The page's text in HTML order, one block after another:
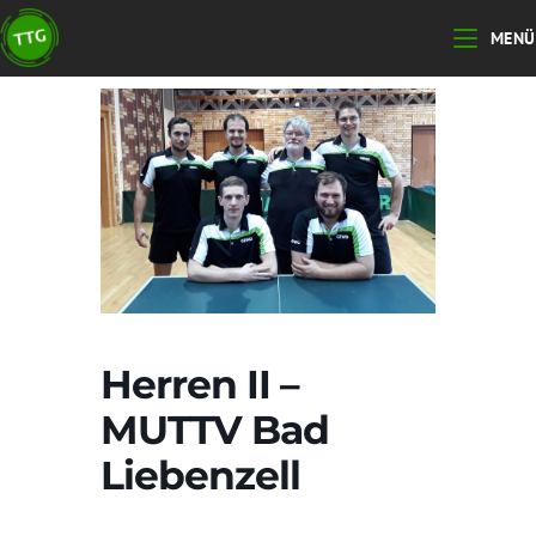
Zum
Inhalt
springen
MENÜ
Herren II –
MUTTV Bad
Liebenzell